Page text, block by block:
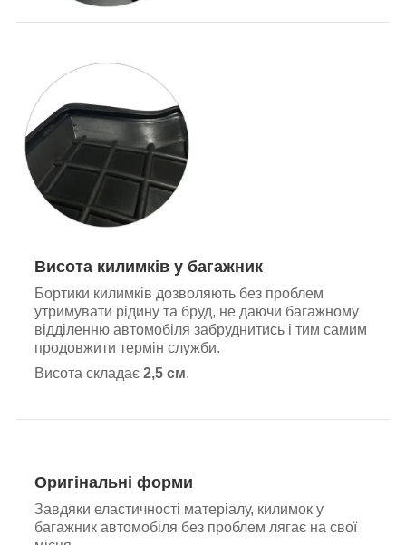
Висота килимків у багажник
Бортики килимків дозволяють без проблем
утримувати рідину та бруд, не даючи багажному
відділенню автомобіля забруднитись і тим самим
продовжити термін служби.
Висота складає 2,5 см.
Оригінальні форми
Завдяки еластичності матеріалу, килимок у
багажник автомобіля без проблем лягає на свої